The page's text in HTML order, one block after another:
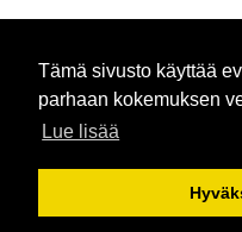
Tämä sivusto käyttää
parhaan kokemuksen
Lue lisää